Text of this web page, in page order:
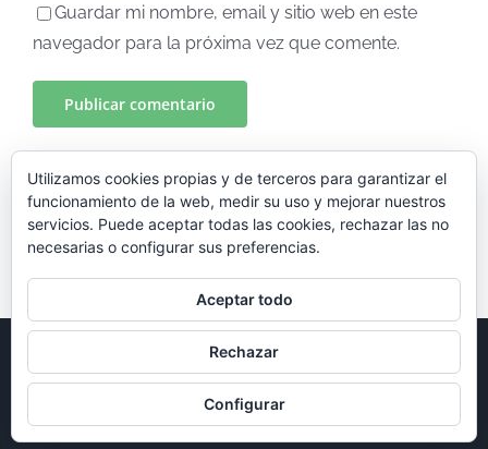
Guardar mi nombre, email y sitio web en este
navegador para la próxima vez que comente.
2026 EXEDRA Proyectos | Diseñado por
GuadalDesign|Aviso legal|Política de privacidad|Política de
| Todos los derechos reservados
Utilizamos cookies propias y de terceros para garantizar el
funcionamiento de la web, medir su uso y mejorar nuestros
servicios. Puede aceptar todas las cookies, rechazar las no
necesarias o configurar sus preferencias.
Aceptar todo
Rechazar
Configurar